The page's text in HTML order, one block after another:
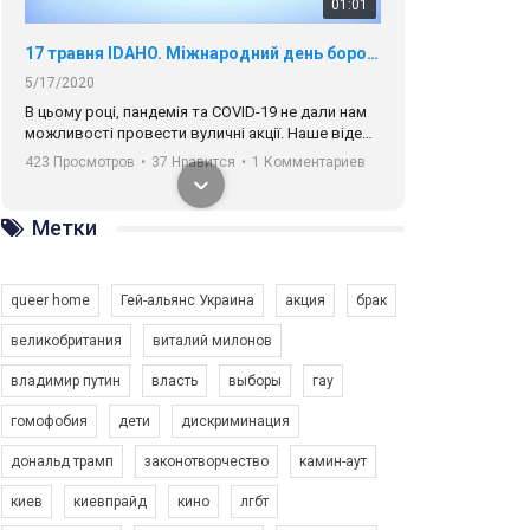
01:01
17 травня IDAHO. Міжнародний день боротьби з гомофобією трансфобією і біфобія.
5/17/2020
В цьому році, пандемія та COVІD-19 не дали нам
можливості провести вуличні акції. Наше відео-
звернення про те, що навіть коли ми у різних
містах та не можемо зустрінеться, ми разом. Ми
закликаємо всіх хто поділяє цінності рівності та
солідарності, приєднатися до нас. Регіональні
підрозділи ГАУ є в 16 областях України.
423 Просмотров • 37 Нравится • 1 Комментариев
Зупинимо насильство проти ЛГБТ в Україні! Stop violence against LGBT in Ukraine!
Емоційний та вражаючий промо-ролік на
Метки
queer home Гей-альянс Украина акция брак
великобритания виталий милонов
владимир путин власть выборы гау
гомофобия дети дискриминация
дональд трамп законотворчество камин-аут
киев киевпрайд кино лгбт